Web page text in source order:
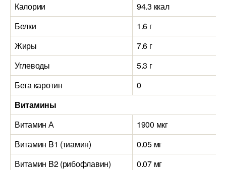
Калории
94.3 ккал
Белки
1.6 г
Жиры
7.6 г
Углеводы
5.3 г
Бета каротин
0
Витамины
Витамин А
1900 мкг
Витамин B1 (тиамин)
0.05 мг
Витамин B2 (рибофлавин)
0.07 мг